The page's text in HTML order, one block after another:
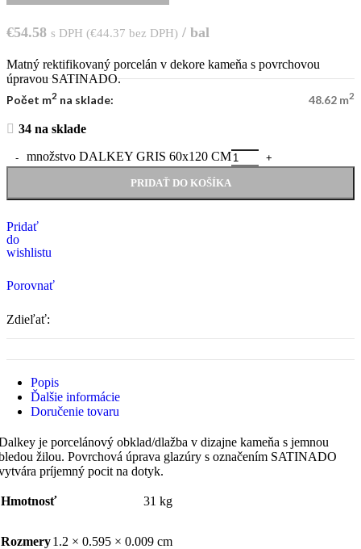
€54.58 s DPH (€44.37 bez DPH) / bal
Matný rektifikovaný porcelán v dekore kameňa s povrchovou
úpravou SATINADO.
Počet m2 na sklade: 48.62 m2
34 na sklade
množstvo DALKEY GRIS 60x120 CM
PRIDAŤ DO KOŠÍKA
Pridať
do
wishlistu
Porovnať
Zdieľať:
Popis
Ďalšie informácie
Doručenie tovaru
je porcelánový obklad/dlažba v dizajne kameňa s jemnou
žilou. Povrchová úprava glazúry s označením SATINADO
príjemný pocit na dotyk.
Hmotnosť 31 kg
Rozmery1.2 × 0.595 × 0.009 cm